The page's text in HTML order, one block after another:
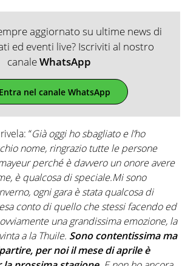
aggiornato su ultime news di
ed eventi live? Iscriviti al nostro
canaleWhatsApp
nel canale WhatsApp
“Già oggi ho sbagliato e l’ho
nome, ringrazio tutte le persone
perché è davvero un onore avere
è qualcosa di speciale.Mi sono
ogni gara è stata qualcosa di
conto di quello che stessi facendo ed
una grandissima emozione, la
a la Thuile. Sono contentissima ma
per noi il mese di aprile è